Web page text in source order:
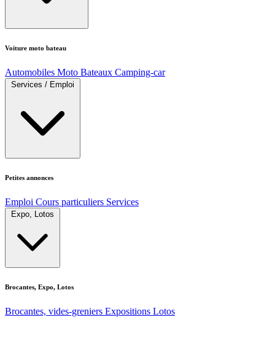
Voiture moto bateau
Automobiles Moto Bateaux Camping-car
Services / Emploi
Petites annonces
Emploi Cours particuliers Services
Expo, Lotos
Brocantes, Expo, Lotos
Brocantes, vides-greniers Expositions Lotos